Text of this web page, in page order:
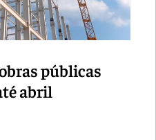
públicas
abril